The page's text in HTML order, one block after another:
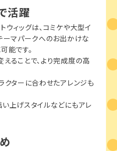
活躍
ウィッグは、コミケや大型イ
ーマパークへのお出かけな
能です。
ることで、より完成度の高
クターに合わせたアレンジも
上げスタイルなどにもアレ